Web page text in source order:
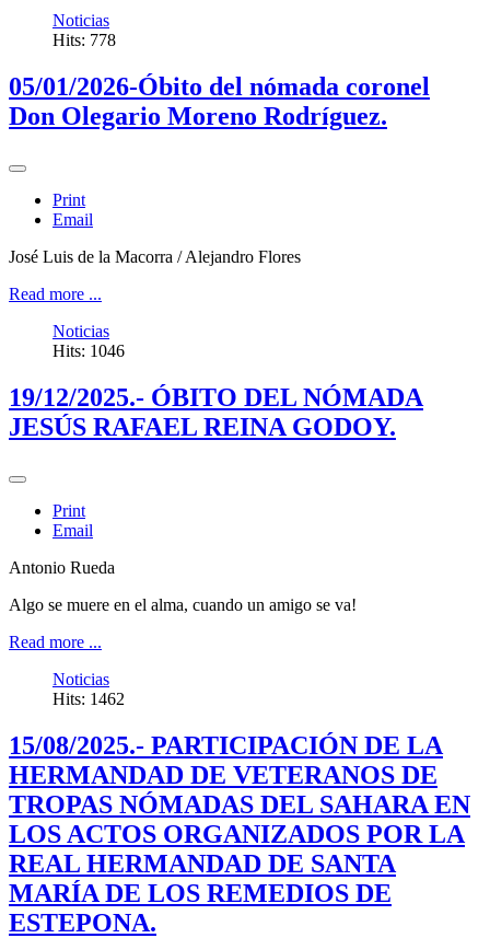
Noticias
Hits: 778
05/01/2026-Óbito del nómada coronel
Don Olegario Moreno Rodríguez.
Print
Email
José Luis de la Macorra / Alejandro Flores
Read more ...
Noticias
Hits: 1046
19/12/2025.- ÓBITO DEL NÓMADA
JESÚS RAFAEL REINA GODOY.
Print
Email
Antonio Rueda
Algo se muere en el alma, cuando un amigo se va!
Read more ...
Noticias
Hits: 1462
15/08/2025.- PARTICIPACIÓN DE LA
HERMANDAD DE VETERANOS DE
TROPAS NÓMADAS DEL SAHARA EN
LOS ACTOS ORGANIZADOS POR LA
REAL HERMANDAD DE SANTA
MARÍA DE LOS REMEDIOS DE
ESTEPONA.